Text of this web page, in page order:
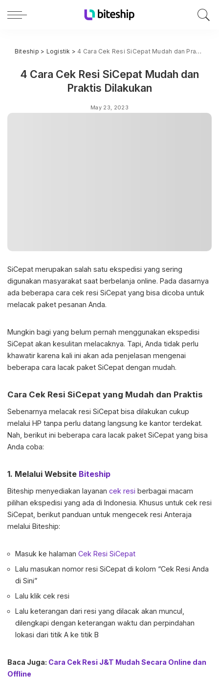
Biteship > Logistik > 4 Cara Cek Resi SiCepat Mudah dan Praktis Dilakukan
4 Cara Cek Resi SiCepat Mudah dan
Praktis Dilakukan
May 23, 2023
SiCepat merupakan salah satu ekspedisi yang sering
digunakan masyarakat saat berbelanja online. Pada dasarnya
ada beberapa cara cek resi SiCepat yang bisa dicoba untuk
melacak paket pesanan Anda.
Mungkin bagi yang belum pernah menggunakan ekspedisi
SiCepat akan kesulitan melacaknya. Tapi, Anda tidak perlu
khawatir karena kali ini akan ada penjelasan mengenai
beberapa cara lacak paket SiCepat dengan mudah.
Cara Cek Resi SiCepat yang Mudah dan Praktis
Sebenarnya melacak resi SiCepat bisa dilakukan cukup
melalui HP tanpa perlu datang langsung ke kantor terdekat.
Nah, berikut ini beberapa cara lacak paket SiCepat yang bisa
Anda coba:
1. Melalui Website Biteship
Biteship menyediakan layanan cek resi berbagai macam
pilihan ekspedisi yang ada di Indonesia. Khusus untuk cek resi
SiCepat, berikut panduan untuk mengecek resi Anteraja
melalui Biteship:
Masuk ke halaman Cek Resi SiCepat
Lalu masukan nomor resi SiCepat di kolom “Cek Resi Anda
di Sini”
Lalu klik cek resi
Lalu keterangan dari resi yang dilacak akan muncul,
dilengkapi dengan keterangan waktu dan perpindahan
lokasi dari titik A ke titik B
Baca Juga: Cara Cek Resi J&T Mudah Secara Online dan
Offline